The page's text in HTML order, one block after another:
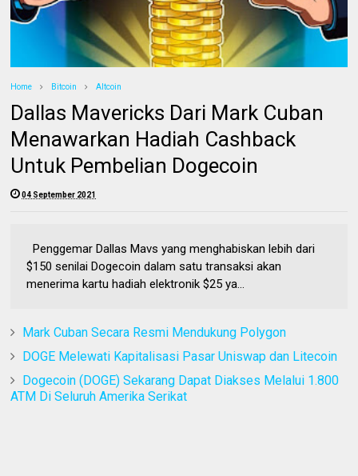
Home Bitcoin Altcoin
Dallas Mavericks Dari Mark Cuban
Menawarkan Hadiah Cashback
Untuk Pembelian Dogecoin
04 September 2021
Penggemar Dallas Mavs yang menghabiskan lebih dari
$150 senilai Dogecoin dalam satu transaksi akan
menerima kartu hadiah elektronik $25 ya...
Mark Cuban Secara Resmi Mendukung Polygon
DOGE Melewati Kapitalisasi Pasar Uniswap dan Litecoin
Dogecoin (DOGE) Sekarang Dapat Diakses Melalui 1.800
ATM Di Seluruh Amerika Serikat